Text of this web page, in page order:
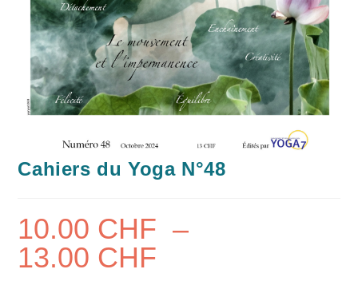
Cahiers du Yoga N°48
10.00 CHF –
13.00 CHF